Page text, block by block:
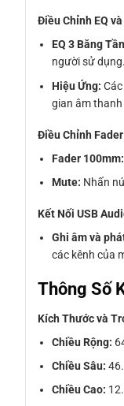
Điều Chỉnh EQ
EQ 3 Băng
người sử dụng.
Hiệu Ứng:
gian âm
Điều Chỉnh
Fader 100mm:
Mute: Nhấn
Kết Nối USB
Ghi âm và
các kênh của
Thông Số
Kích Thước và
Chiều Rộng:
Chiều Sâu:
Chiều Cao: